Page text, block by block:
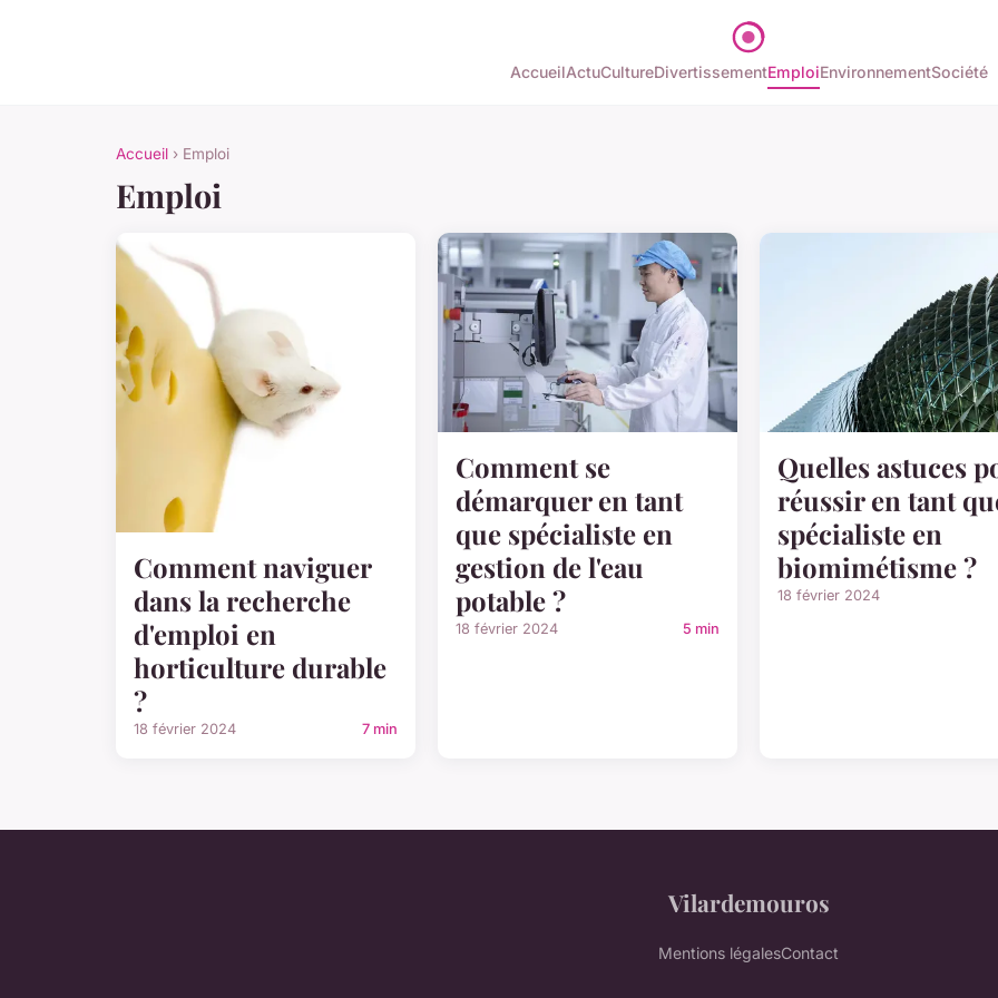
AccueilActuCultureDivertissementEmploiEnvironnementSociété
Accueil › Emploi
Emploi
Comment naviguer
dans la recherche
d'emploi en
horticulture durable
?
18 février 2024 7 min
Comment se
démarquer en tant
que spécialiste en
gestion de l'eau
potable ?
18 février 2024 5 min
Quelles astuces
réussir en tant
spécialiste en
biomimétisme ?
18 février 2024
Vilardemouros
Mentions légalesContact